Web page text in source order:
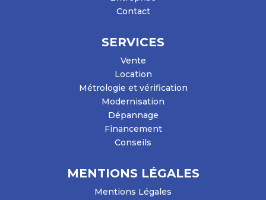
Contact
SERVICES
Vente
Location
Métrologie et vérification
Modernisation
Dépannage
Financement
Conseils
MENTIONS LÉGALES
Mentions Légales